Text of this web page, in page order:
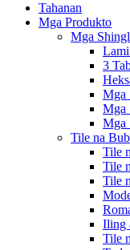
Tahanan
Mga Produkto
Mga
3
Mga
Mga
Mga
Tile na
Tile
Tile
Tile
Iling
Tile